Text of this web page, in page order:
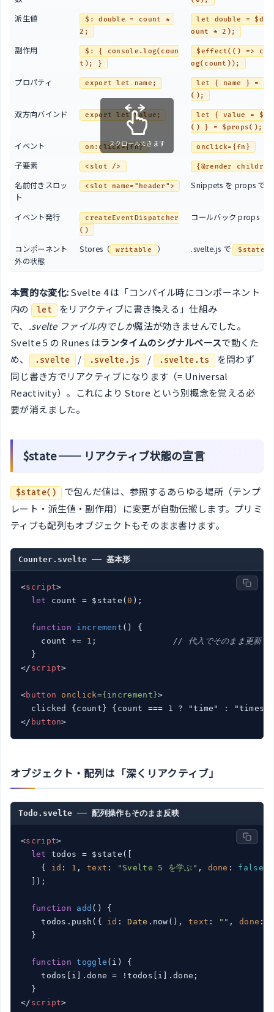
派生値
$: double = count *
2;
let double =
ount * 2);
副作用
$: { console.log(coun
t); }
$effect(() =>
og(count));
プロパティ export let name;
let { name } =
();
双方向バインド export let value;
let { value =
() } = $props();
イベント on:click={fn} onclick={fn}
子要素 <slot /> {@render
名前付きスロッ
ト
<slot name="header"> Snippets を props で受
イベント発行
createEventDispatcher
()
コールバック props
コンポーネント
外の状態
Stores（ writable ） .svelte.js で $state
スクロールできます
本質的な変化:Svelte 4 は「コンパイル時にコンポーネント
内の
let
をリアクティブに書き換える」仕組み
で、 .svelte ファイル内でしか魔法が効きませんでした。
Svelte 5 の Runes はランタイムのシグナルベースで動くた
め、
.svelte / .svelte.js / .svelte.ts
を問わず
同じ書き方でリアクティブになります（= Universal
Reactivity）。これにより Store という別概念を覚える必
要が消えました。
$state ── リアクティブ状態の宣言
$state()
で包んだ値は、参照するあらゆる場所（テンプ
レート・派生値・副作用）に変更が自動伝搬します。プリミ
ティブも配列もオブジェクトもそのまま書けます。
Counter.svelte ── 基本形
<script>
let
count = $state(0 );
function increment ( ) {
    count +=
1 ; // 代入でそのまま更新
</ script>
<button onclick={increment}>
</ button>
オブジェクト・配列は「深くリアクティブ」
Todo.svelte ── 配列操作もそのまま反映
<script>
let
todos = $state([
    {
id : 1 , text : "Svelte 5 を学ぶ" , done : false
  ]);
function add ( ) {
    todos.push({
id : Date .now(), text : "" , done :
  }
function toggle ( i ) {
todos[i].done =
</ script>